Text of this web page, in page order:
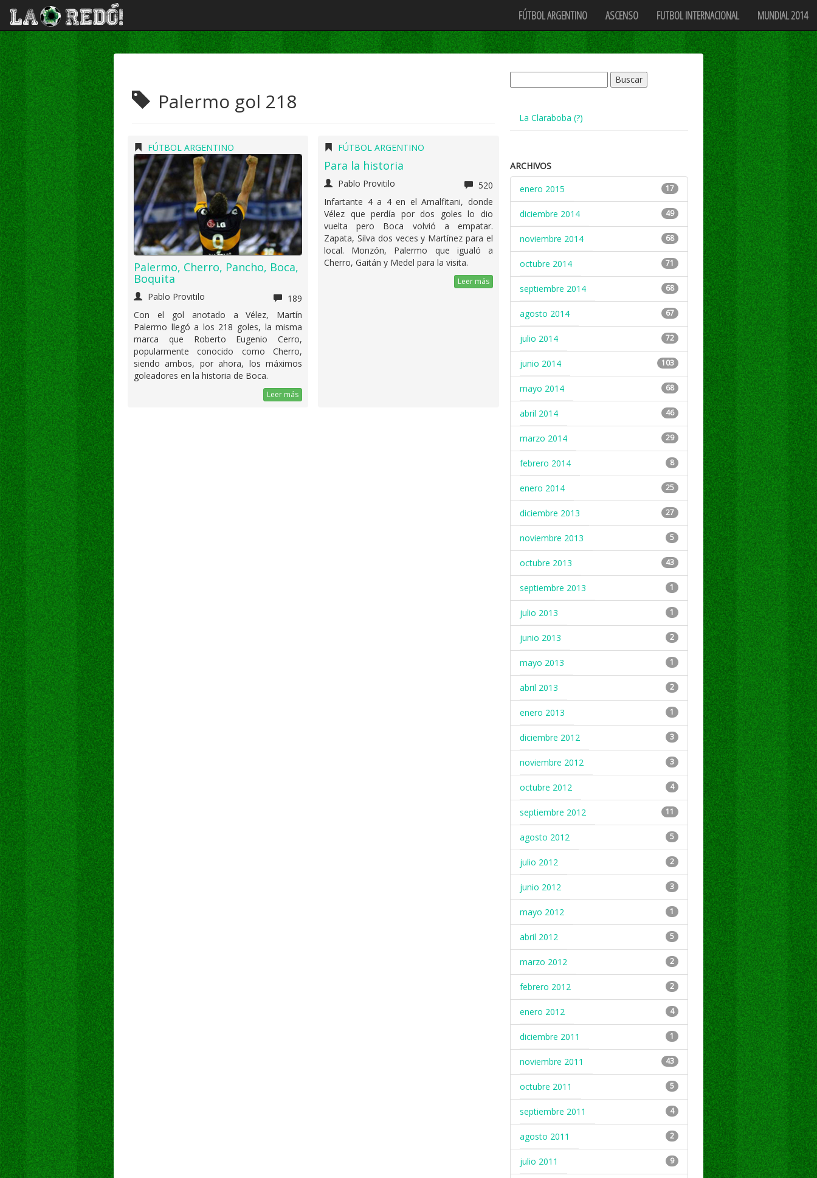
FÚTBOL ARGENTINO ASCENSO FUTBOL INTERNACIONAL MUNDIAL 2014
Palermo gol 218
FÚTBOL ARGENTINO
Palermo, Cherro, Pancho, Boca,
Boquita
Pablo Provitilo
189
Con el gol anotado a Vélez, Martín
Palermo llegó a los 218 goles, la misma
marca que Roberto Eugenio Cerro,
popularmente conocido como Cherro,
siendo ambos, por ahora, los máximos
goleadores en la historia de Boca.
Leer más
FÚTBOL ARGENTINO
Para la historia
Pablo Provitilo
520
Infartante 4 a 4 en el Amalfitani, donde
Vélez que perdía por dos goles lo dio
vuelta pero Boca volvió a empatar.
Zapata, Silva dos veces y Martínez para el
local. Monzón, Palermo que igualó a
Cherro, Gaitán y Medel para la visita.
Leer más
La Claraboba (?)
ARCHIVOS
enero 2015
17
diciembre 2014 49
noviembre 2014 68
octubre 2014 71
septiembre 2014 68
agosto 2014 67
julio 2014 72
junio 2014 103
mayo 2014 68
abril 2014 46
marzo 2014 29
febrero 2014 8
enero 2014 25
diciembre 2013 27
noviembre 2013 5
octubre 2013 43
septiembre 2013 1
julio 2013 1
junio 2013 2
mayo 2013 1
abril 2013 2
enero 2013 1
diciembre 2012 3
noviembre 2012 3
octubre 2012 4
septiembre 2012 11
agosto 2012 5
julio 2012 2
junio 2012 3
mayo 2012 1
abril 2012 5
marzo 2012 2
febrero 2012 2
enero 2012 4
diciembre 2011 1
noviembre 2011 43
octubre 2011 5
septiembre 2011 4
agosto 2011 2
julio 2011 9